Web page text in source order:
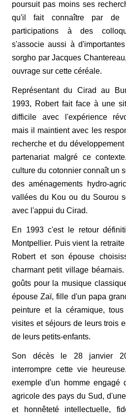
poursuit pas moins ses
qu'il fait connaître par de
participations à des
s'associe aussi à
sorgho par Jacques
ouvrage sur cette céréale.
Représentant du Cirad au
1993, Robert fait face à une
difficile avec l'expérience
mais il maintient avec les
recherche et du
partenariat malgré ce
culture du cotonnier connaît un
des aménagements hydro-
vallées du Kou ou du Sourou
avec l'appui du Cirad.
En 1993 c'est le retour
Montpellier. Puis vient la
Robert et son épouse
charmant petit village
goûts pour la musique
épouse Zaï, fille d'un papa
peinture et la céramique,
visites et séjours de leurs trois
de leurs petits-enfants.
Son décès le 28 janvier
interrompre cette vie
exemple d'un homme engagé
agricole des pays du Sud,
et honnêteté intellectuelle,